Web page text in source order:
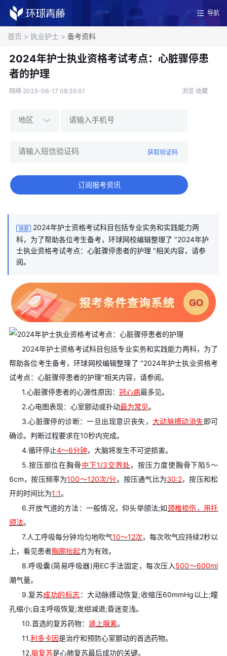
导航
首页 > 执业护士 > 备考资料
2024年护士执业资格考试考点：心脏骤停患
者的护理
网络·2023-06-17 08:35:01 浏览 收藏
获取验证码
订阅报考资讯
摘要
2024年护士资格考试科目包括专业实务和实践能力两
科，为了帮助各位考生备考，环球网校编辑整理了 "2024年护
士执业资格考试考点：心脏骤停患者的护理 "相关内容，请参
阅。
2024年护士资格考试科目包括专业实务和实践能力两科，为了
帮助各位考生备考，环球网校编辑整理了 "2024年护士执业资格考
试考点：心脏骤停患者的护理"相关内容，请参阅。
1.心脏骤停患者的心源性原因： 冠心病最多见。
2.心电图表现：心室颤动或扑动最为常见。
3.心脏骤停的诊断：一旦出现意识丧失， 大动脉搏动消失即可
确诊。判断过程要求在10秒内完成。
4.循环停止4～6分钟，大脑将发生不可逆损害。
5.按压部位在胸骨中下1/3交界处 ，按压力度使胸骨下陷5～
6cm，按压频率为100～120次/分。按压通气比为30:2，按压和松
开的时间比为1:1。
6.开放气道的方法：一般情况，仰头举颌法;如颈椎损伤，用托
颌法。
7.人工呼吸每分钟均匀地吹气10～12次，每次吹气应持续2秒以
上，看见患者胸廓抬起方为有效。
8.呼吸囊(简易呼吸器)用EC手法固定，每次压入500～600ml
潮气量。
9.复苏成功的标志：大动脉搏动恢复;收缩压60mmHg以上;瞳
孔缩小;自主呼吸恢复;发绀减退;昏迷变浅。
10.首选的复苏药物： 肾上腺素。
11.利多卡因是治疗和预防心室颤动的首选药物。
12.脑复苏是心肺复苏最后成功的关键。